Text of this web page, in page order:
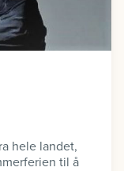
hele landet,
til å